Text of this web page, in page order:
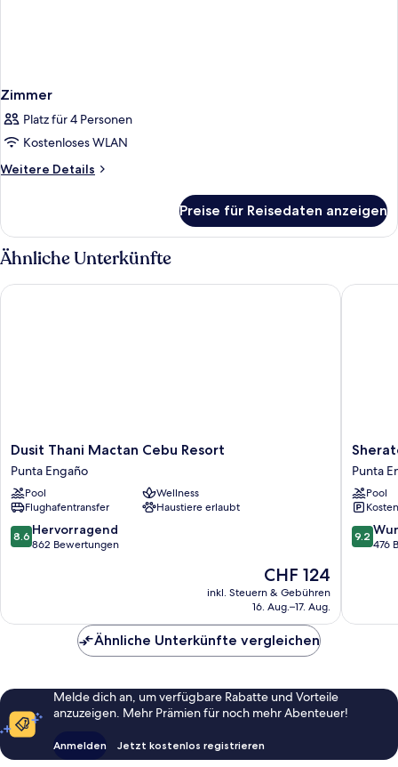
Zimmer
Platz für 4 Personen
Kostenloses WLAN
Weitere Details
Weitere
Preise für Reisedaten anzeigen
Ähnliche Unterkünfte
Dusit
Thani
Mactan
Cebu
Resort
Punta
Engaño
Dusit Thani Mactan Cebu Resort
Punta Engaño
Pool
Wellness
Flughafentransfer
Haustiere erlaubt
8.6
von
8.6 Hervorragend
862 Bewertungen
Der
Preis
beträgt
CHF 124
inkl. Steuern & Gebühren
16. Aug.–17. Aug.
Dusit Thani Mactan Cebu Resort
Cebu
Mactan
Resort
Punta
Engaño
Punta
Pool
9.2
von
9.2
476
Ähnliche Unterkünfte vergleichen
Melde dich an, um verfügbare Rabatte und Vorteile
anzuzeigen. Mehr Prämien für noch mehr Abenteuer!
Anmelden Jetzt kostenlos registrieren